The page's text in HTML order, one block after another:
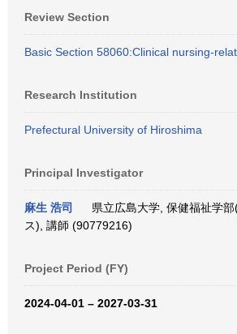
Review Section
Basic Section 58060:Clinical nursing-
Research Institution
Prefectural University of Hiroshima
Principal Investigator
麻生 浩司
県立広島大学, 保健福祉学
ス), 講師 (90779216)
Project Period (FY)
2024-04-01 – 2027-03-31